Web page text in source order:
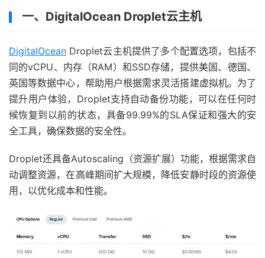
一、DigitalOcean Droplet云主机
DigitalOcean Droplet云主机提供了多个配置选项，包括不
同的vCPU、内存（RAM）和SSD存储，提供美国、德国、
英国等数据中心，帮助用户根据需求灵活搭建虚拟机。为了
提升用户体验，Droplet支持自动备份功能，可以在任何时
候恢复到以前的状态，具备99.99%的SLA保证和强大的安
全工具，确保数据的安全性。
Droplet还具备Autoscaling（资源扩展）功能，根据需求自
动调整资源，在高峰期间扩大规模，降低安静时段的资源使
用，以优化成本和性能。